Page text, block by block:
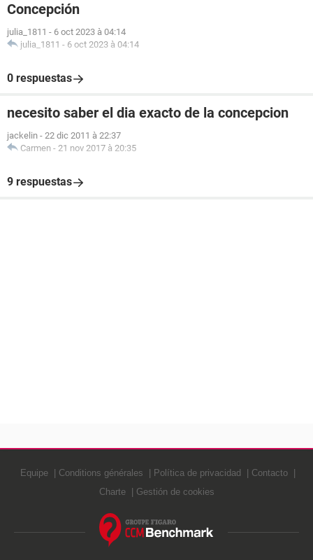
Concepción
julia_1811 - 6 oct 2023 à 04:14
julia_1811 - 6 oct 2023 à 04:14
0 respuestas
necesito saber el dia exacto de la concepcion
jackelin - 22 dic 2011 à 22:37
Carmen - 21 nov 2017 à 20:35
9 respuestas
Equipe Conditions générales Política de privacidad
Contacto
Charte
Gestión de cookies